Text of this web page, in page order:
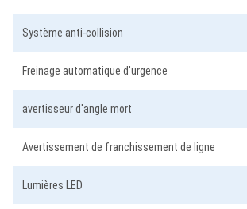
Système anti-collision
Freinage automatique d'urgence
avertisseur d'angle mort
Avertissement de franchissement de ligne
Lumières LED